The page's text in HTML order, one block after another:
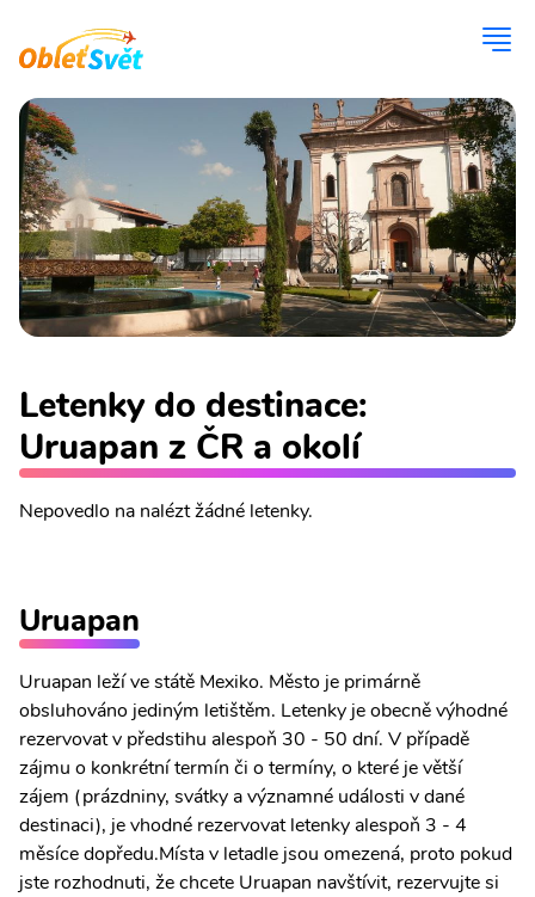
Letenky do destinace:
Uruapan z ČR a okolí
Nepovedlo na nalézt žádné letenky.
Uruapan
Uruapan leží ve státě Mexiko. Město je primárně
obsluhováno jediným letištěm. Letenky je obecně výhodné
rezervovat v předstihu alespoň 30 - 50 dní. V případě
zájmu o konkrétní termín či o termíny, o které je větší
zájem (prázdniny, svátky a významné události v dané
destinaci), je vhodné rezervovat letenky alespoň 3 - 4
měsíce dopředu.Místa v letadle jsou omezená, proto pokud
jste rozhodnuti, že chcete Uruapan navštívit, rezervujte si